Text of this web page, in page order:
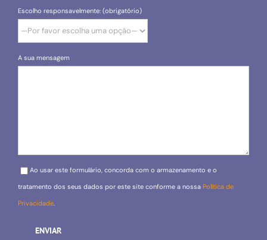
Escolho responsavelmente: (obrigatório)
A sua mensagem
Please leave this field empty.
Ao usar este formulário, concorda com o armazenamento e o
tratamento dos seus dados por este site conforme a nossa Política de
Privacidade.